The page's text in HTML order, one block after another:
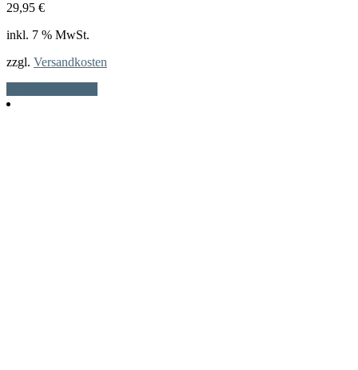
29,95 €
inkl. 7 % MwSt.
zzgl. Versandkosten